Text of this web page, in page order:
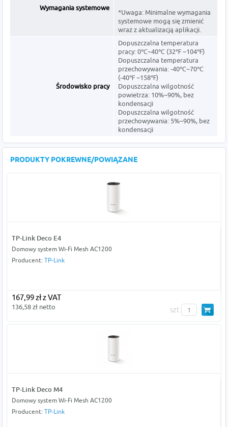
Wymagania systemowe
*Uwaga: Minimalne wymagania
systemowe mogą się zmienić
wraz z aktualizacją aplikacji.
Środowisko pracy
Dopuszczalna temperatura
pracy: 0℃~40℃ (32℉ ~104℉)
Dopuszczalna temperatura
przechowywania: -40℃~70℃
(-40℉ ~158℉)
Dopuszczalna wilgotność
powietrza: 10%~90%, bez
kondensacji
Dopuszczalna wilgotność
przechowywania: 5%~90%, bez
kondensacji
PRODUKTY POKREWNE/POWIĄZANE
TP-Link Deco E4
Domowy system Wi-Fi Mesh AC1200
Producent: TP-Link
167,99 zł z VAT
136,58 zł netto szt
TP-Link Deco M4
Domowy system Wi-Fi Mesh AC1200
Producent: TP-Link